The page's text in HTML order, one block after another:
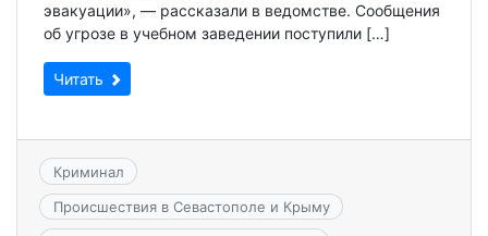
эвакуации», — рассказали в ведомстве. Сообщения
об угрозе в учебном заведении поступили […]
Читать
Криминал
Происшествия в Севастополе и Крыму